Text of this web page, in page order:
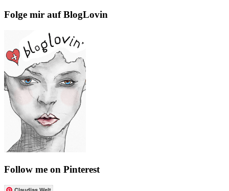
Folge mir auf BlogLovin
Follow me on Pinterest